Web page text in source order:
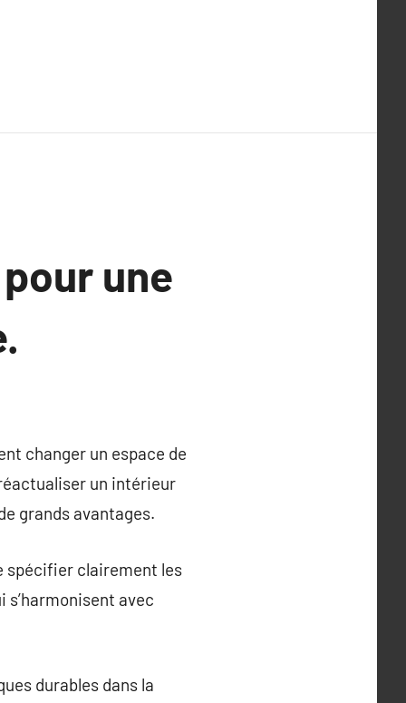
une
changer un espace de
un intérieur
grands avantages.
spécifier clairement les
avec
durables dans la